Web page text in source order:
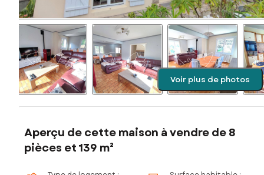
Voir plus de photos
Aperçu de cette maison à vendre de 8
pièces et 139 m²